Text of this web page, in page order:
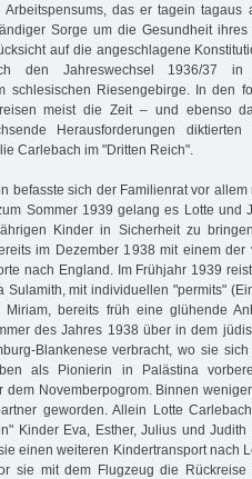
das er tagein tagaus
Sorge um die Gesundheit
auf die angeschlagene
den Jahreswechsel 1936/37 in
schlesischen Riesengebirge. In den
meist die Zeit – und ebenso
Herausforderungen
Carlebach im "Dritten Reich".
befasste sich der Familienrat vor
Sommer 1939 gelang es Lotte und
Kinder in Sicherheit zu
im Dezember 1938 mit einem der
nach England. Im Frühjahr 1939
Sulamith, mit individuellen "permits"
Miriam, bereits früh eine glühende
des Jahres 1938 über in dem
Blankenese verbracht, wo sie
als Pionierin in Palästina
dem Novemberpogrom. Binnen
geworden. Allein Lotte
Kinder Eva, Esther, Julius und
einen weiteren Kindertransport nach
sie mit dem Flugzeug die